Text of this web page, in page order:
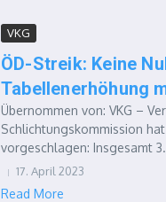
VKG
ÖD-Streik: Keine
Tabellenerhöhung
Übernommen von: VKG –
Schlichtungskommission
vorgeschlagen: Insgesamt
17. April 2023
Read More